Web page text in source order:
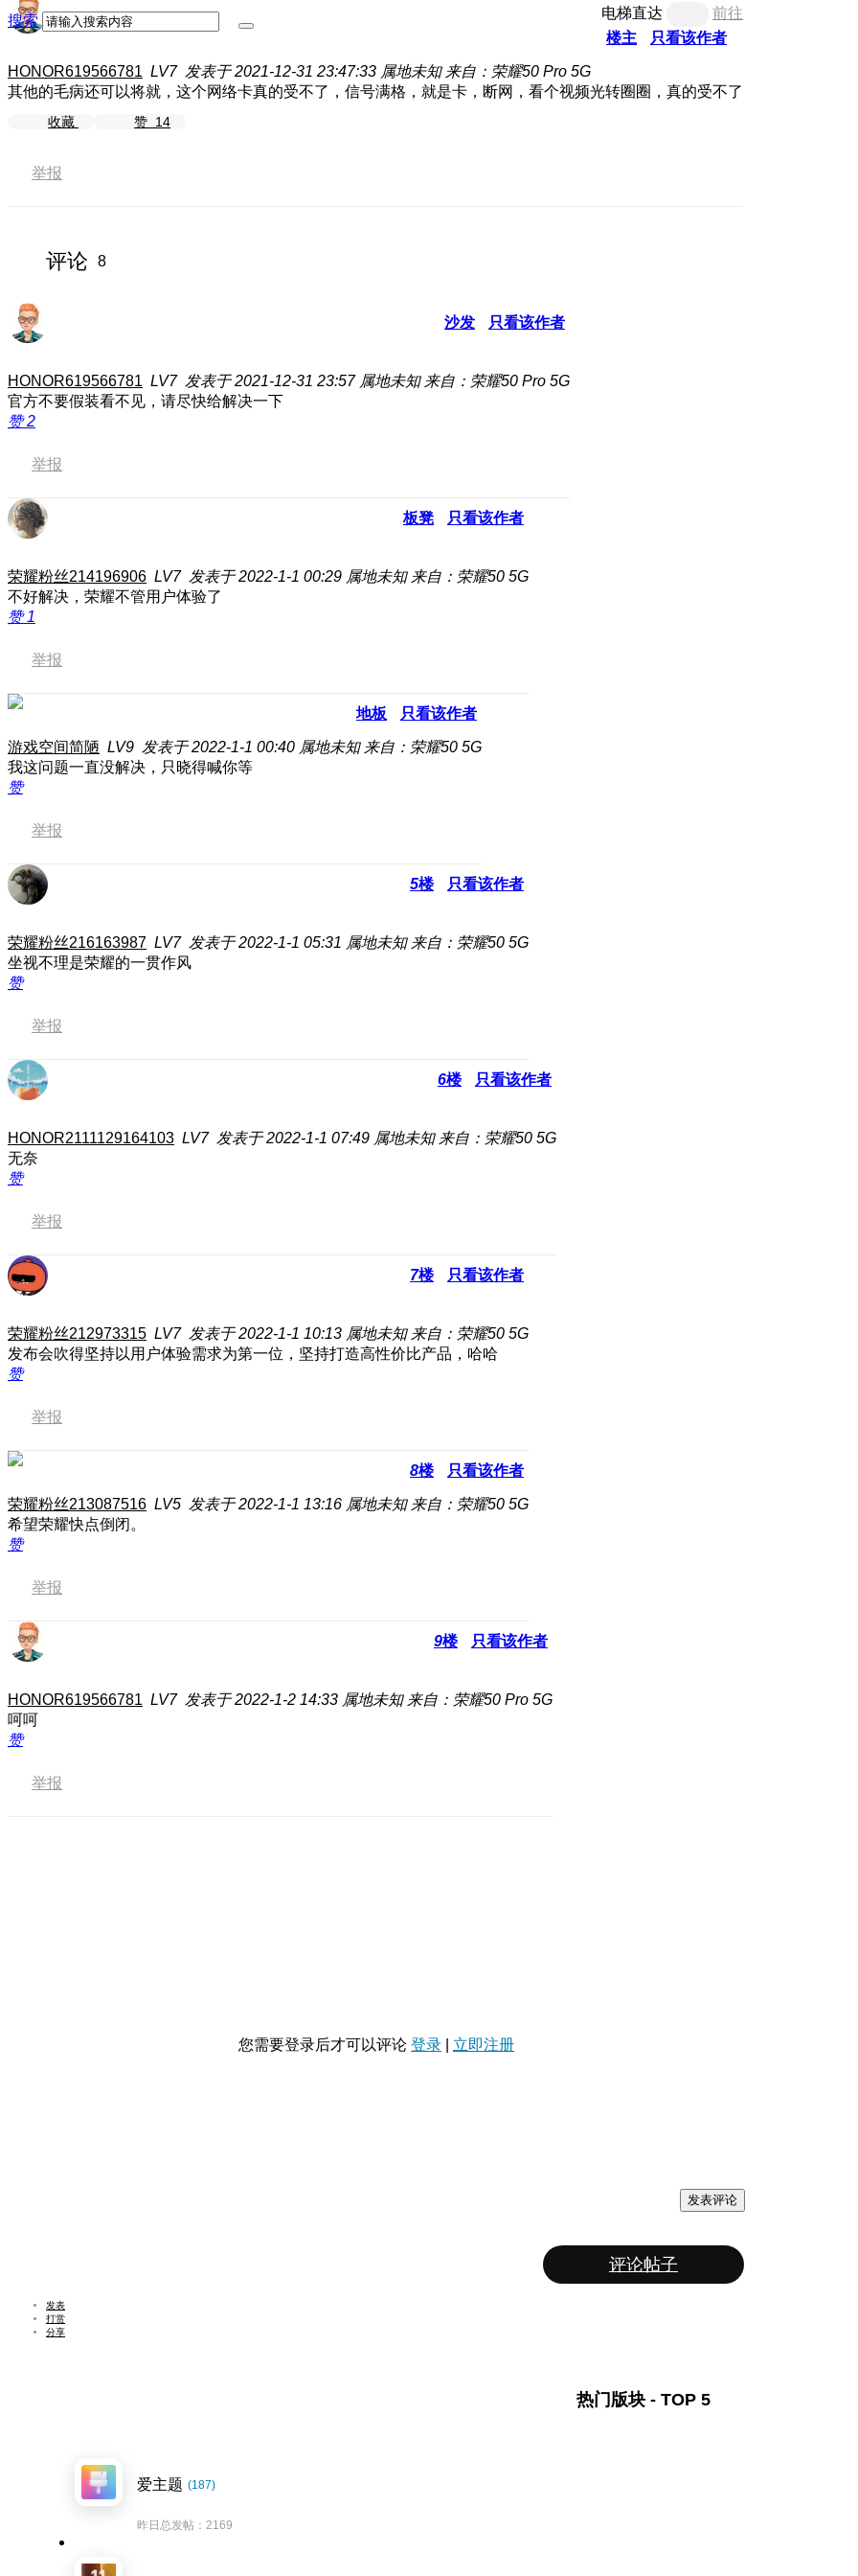
搜索 电梯直达
前往
楼主
只看该作者
HONOR619566781 LV7 发表于 2021-12-31 23:47:33 属地未知 来自：荣耀50 Pro 5G
其他的毛病还可以将就，这个网络卡真的受不了，信号满格，就是卡，断网，看个视频光转圈圈，真的受不了
收藏 赞 14
举报
评论 8
沙发 只看该作者
HONOR619566781 LV7 发表于 2021-12-31 23:57 属地未知 来自：荣耀50 Pro 5G
官方不要假装看不见，请尽快给解决一下
赞2
举报
板凳 只看该作者
荣耀粉丝214196906 LV7 发表于 2022-1-1 00:29 属地未知 来自：荣耀50 5G
不好解决，荣耀不管用户体验了
赞1
举报
地板 只看该作者
游戏空间简陋 LV9 发表于 2022-1-1 00:40 属地未知 来自：荣耀50 5G
我这问题一直没解决，只晓得喊你等
赞
举报
5楼 只看该作者
荣耀粉丝216163987 LV7 发表于 2022-1-1 05:31 属地未知 来自：荣耀50 5G
坐视不理是荣耀的一贯作风
赞
举报
6楼 只看该作者
HONOR2111129164103 LV7 发表于 2022-1-1 07:49 属地未知 来自：荣耀50 5G
无奈
赞
举报
7楼 只看该作者
荣耀粉丝212973315 LV7 发表于 2022-1-1 10:13 属地未知 来自：荣耀50 5G
发布会吹得坚持以用户体验需求为第一位，坚持打造高性价比产品，哈哈
赞
举报
8楼 只看该作者
荣耀粉丝213087516 LV5 发表于 2022-1-1 13:16 属地未知 来自：荣耀50 5G
希望荣耀快点倒闭。
赞
举报
9楼 只看该作者
HONOR619566781 LV7 发表于 2022-1-2 14:33 属地未知 来自：荣耀50 Pro 5G
呵呵
赞
举报
您需要登录后才可以评论 登录 立即注册
发表评论
评论帖子
发表
打赏
分享
热门版块 - TOP 5
爱主题 (187)
昨日总发帖：2169